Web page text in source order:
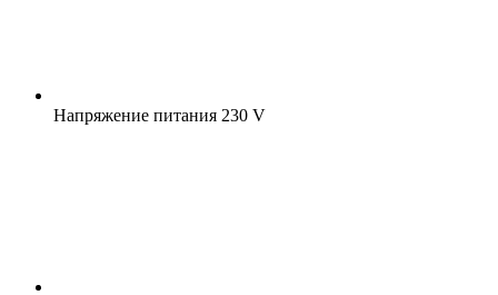
Напряжение питания 230 V